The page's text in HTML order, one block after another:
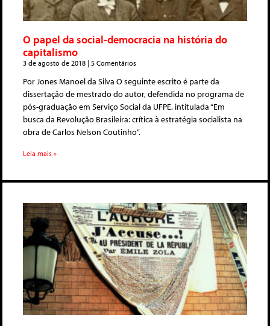
O papel da social-democracia na história do
capitalismo
3 de agosto de 2018 5 Comentários
Por Jones Manoel da Silva O seguinte escrito é parte da
dissertação de mestrado do autor, defendida no programa de
pós-graduação em Serviço Social da UFPE, intitulada “Em
busca da Revolução Brasileira: crítica à estratégia socialista na
obra de Carlos Nelson Coutinho”.
Leia mais »